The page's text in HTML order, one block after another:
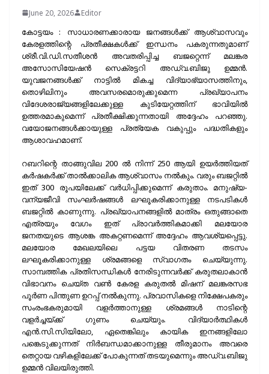
June 20, 2026 Editor
കോട്ടയം : സാധാരണക്കാരായ ജനങ്ങൾക്ക് ആശ്വാസവും
കേരളത്തിന്റെ പ്രതീക്ഷകൾക്ക് ഇന്ധനം പകരുന്നതുമാണ്
ശ്രീ.വി.ഡി.സതീശൻ അവതരിപ്പിച്ച ബജറ്റെന്ന് മലങ്കര
അസോസിയേഷൻ സെക്രട്ടറി അഡ്വ.ബിജു ഉമ്മൻ.
യുവജനങ്ങൾക്ക് നാട്ടിൽ മികച്ച വിദ്യാഭ്യാസത്തിനും,
തൊഴിലിനും അവസരമൊരുക്കുമെന്ന പ്രഖ്യാപനം
വിദേശരാജ്യങ്ങളിലേക്കുള്ള കുടിയേറ്റത്തിന് ഭാവിയിൽ
ഉത്തരമാകുമെന്ന് പ്രതീക്ഷിക്കുന്നതായി അദ്ദേഹം പറഞ്ഞു.
വയോജനങ്ങൾക്കായുള്ള പ്രത്യേക വകുപ്പും പദ്ധതികളും
ആശാവഹമാണ്.
റബറിന്റെ താങ്ങുവില 200 ൽ നിന്ന് 250 ആയി ഉയർത്തിയത്
കർഷകർക്ക് താൽക്കാലിക ആശ്വാസം നൽകും. വരും ബജറ്റിൽ
ഇത് 300 രൂപയിലേക്ക് വർധിപ്പിക്കുമെന്ന് കരുതാം. മനുഷ്യ-
വന്യജീവി സംഘർഷങ്ങൾ ലഘൂകരിക്കാനുള്ള നടപടികൾ
ബജറ്റിൽ കാണുന്നു. പ്രഖ്യാപനങ്ങളിൽ മാത്രം ഒതുങ്ങാതെ
എത്രയും വേ​ഗം ഇത് പ്രാവർത്തികമാക്കി മലയോര
ജനതയുടെ ആശങ്ക അകറ്റണമെന്ന് അദ്ദേഹം ആവശ്യപ്പെട്ടു.
മലയോര മേഖലയിലെ പട്ടയ വിതരണ തടസം
ലഘൂകരിക്കാനുള്ള ശ്രമങ്ങളെ സ്വാ​ഗതം ചെയ്യുന്നു.
സാമ്പത്തിക പ്രതിസന്ധികൾ നേരിടുന്നവർക്ക് കരുതലാകാൻ
വിഭാവനം ചെയ്ത വൺ കേരള കരുതൽ മിഷന് മലങ്കരസഭ
പൂർണ പിന്തുണ ഉറപ്പ് നൽകുന്നു. പ്രവാസികളെ നിക്ഷേപകരും
സംരംഭകരുമായി വളർത്താനുള്ള ശ്രമങ്ങൾ നാടിന്റെ
വളർച്ചയ്ക്ക് ​ഗുണം ചെയ്യും. വിദ്യാർത്ഥികൾ
എൻ.സി.സിയിലോ, ഏതെങ്കിലും കായിക ഇനങ്ങളിലോ
പങ്കെടുക്കുന്നത് നിർബന്ധമാക്കാനുള്ള തീരുമാനം അവരെ
തെറ്റായ വഴികളിലേക്ക് പോകുന്നത് തടയുമെന്നും അഡ്വ.ബിജു
ഉമ്മൻ വിലയിരുത്തി.